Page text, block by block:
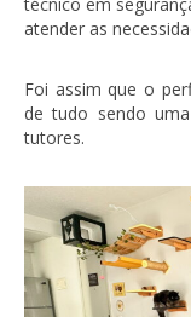
atender as
Foi assim que o
de tudo sendo
tutores.